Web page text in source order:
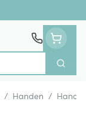
Zoek
/ Handen /